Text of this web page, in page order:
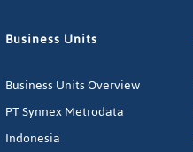
Business Units
Business Units Overview
PT Synnex Metrodata
Indonesia